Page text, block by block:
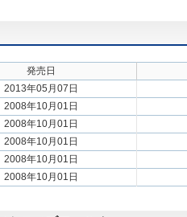
発売日
2013年05月07日
2008年10月01日
2008年10月01日
2008年10月01日
2008年10月01日
2008年10月01日